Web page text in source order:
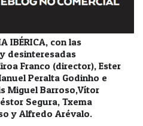
IBÉRICA, con las
desinteresadas
Franco (director), Ester
Peralta Godinho e
Miguel Barroso,Vítor
Segura, Txema
y Alfredo Arévalo.